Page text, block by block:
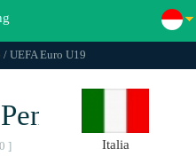
UEFA Euro U19
] Italia